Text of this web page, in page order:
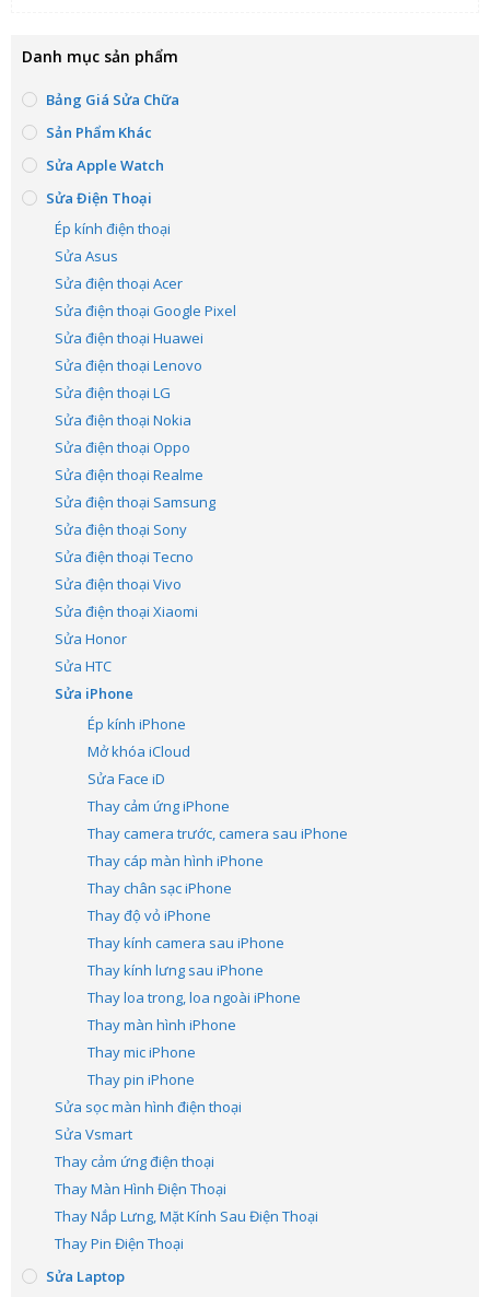
Danh mục sản phẩm
Bảng Giá Sửa Chữa
Sản Phẩm Khác
Sửa Apple Watch
Sửa Điện Thoại
Ép kính điện thoại
Sửa Asus
Sửa điện thoại Acer
Sửa điện thoại Google Pixel
Sửa điện thoại Huawei
Sửa điện thoại Lenovo
Sửa điện thoại LG
Sửa điện thoại Nokia
Sửa điện thoại Oppo
Sửa điện thoại Realme
Sửa điện thoại Samsung
Sửa điện thoại Sony
Sửa điện thoại Tecno
Sửa điện thoại Vivo
Sửa điện thoại Xiaomi
Sửa Honor
Sửa HTC
Sửa iPhone
Ép kính iPhone
Mở khóa iCloud
Sửa Face iD
Thay cảm ứng iPhone
Thay camera trước, camera sau iPhone
Thay cáp màn hình iPhone
Thay chân sạc iPhone
Thay độ vỏ iPhone
Thay kính camera sau iPhone
Thay kính lưng sau iPhone
Thay loa trong, loa ngoài iPhone
Thay màn hình iPhone
Thay mic iPhone
Thay pin iPhone
Sửa sọc màn hình điện thoại
Sửa Vsmart
Thay cảm ứng điện thoại
Thay Màn Hình Điện Thoại
Thay Nắp Lưng, Mặt Kính Sau Điện Thoại
Thay Pin Điện Thoại
Sửa Laptop